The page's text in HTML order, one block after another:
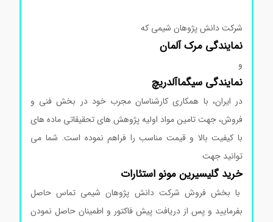
شرکت دانش پژوهان شیمی که
نمایندگیمرکآلمان
نمایندگیسیگماآلدریچ
در ایران، با همکاری کارشناسان مجرب خود در بخش فنی و
فروش، جهت تامین مواد اولیه پژوهش های تحقیقاتی ماده های
با کیفیت بالا و قیمت مناسب را فراهم نموده است. شما می
توانید جهت
خرید گلیسیرین مونو استئارات
با بخش فروش شرکت دانش پژوهان شیمی تماس حاصل
بفرمایید و پس از دریافت پیش فاکتور و اطمینان حاصل نمودن